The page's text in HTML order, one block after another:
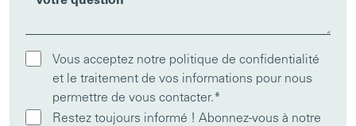
Vous acceptez notre politique de confidentialité
et le traitement de vos informations pour nous
permettre de vous contacter.*
Restez toujours informé ! Abonnez-vous à notre